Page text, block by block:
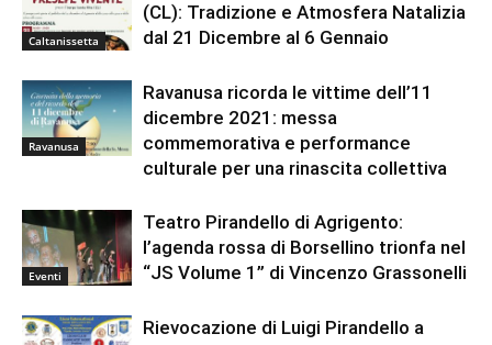
Caltanissetta
(CL): Tradizione e Atmosfera Natalizia
dal 21 Dicembre al 6 Gennaio
Ravanusa
Ravanusa ricorda le vittime dell’11
dicembre 2021: messa
commemorativa e performance
culturale per una rinascita collettiva
Eventi
Teatro Pirandello di Agrigento:
l’agenda rossa di Borsellino trionfa nel
“JS Volume 1” di Vincenzo Grassonelli
Rievocazione di Luigi Pirandello a